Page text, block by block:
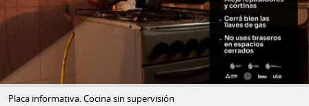
Placa informativa. Cocina sin supervisión